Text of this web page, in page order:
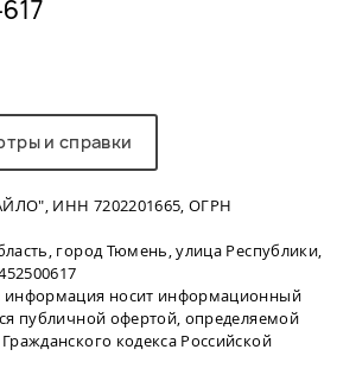
и справки
ИНН 7202201665, ОГРН
город Тюмень, улица Республики,
информация носит информационный
публичной офертой, определяемой
кодекса Российской